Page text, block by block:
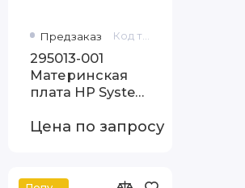
Предзаказ Код товара: 295013-001
295013-001
Материнская
плата HP System
Цена по запросу